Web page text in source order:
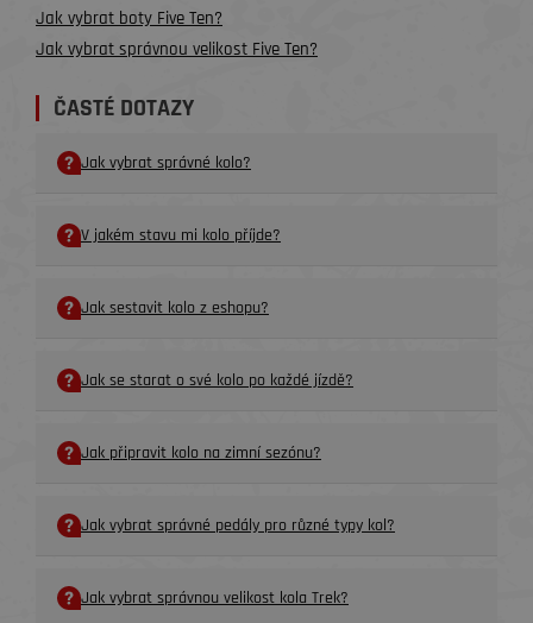
Jak vybrat boty Five Ten?
Jak vybrat správnou velikost Five Ten?
ČASTÉ DOTAZY
Jak vybrat správné kolo?
V jakém stavu mi kolo příjde?
Jak sestavit kolo z eshopu?
Jak se starat o své kolo po každé jízdě?
Jak připravit kolo na zimní sezónu?
Jak vybrat správné pedály pro různé typy kol?
Jak vybrat správnou velikost kola Trek?